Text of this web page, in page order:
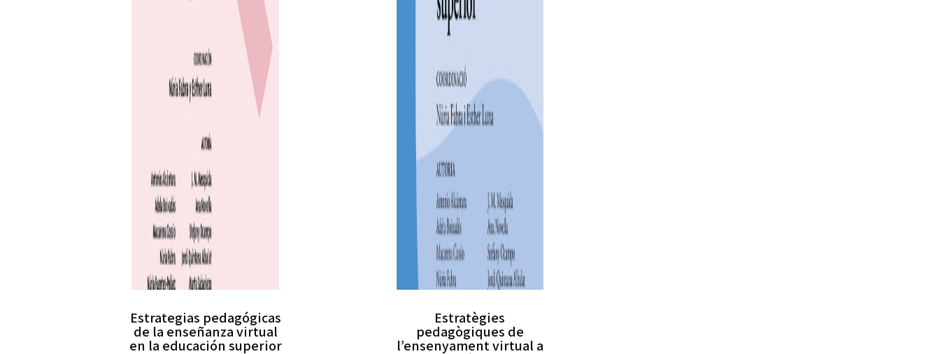
Estrategias pedagógicas
de la enseñanza virtual
en la educación superior
Estratègies
pedagògiques de
l’ensenyament virtual a